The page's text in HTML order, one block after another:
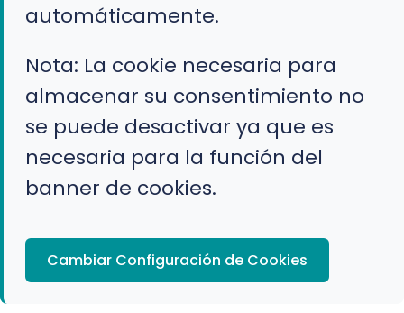
automáticamente.
Nota: La cookie necesaria para
almacenar su consentimiento no
se puede desactivar ya que es
necesaria para la función del
banner de cookies.
Cambiar Configuración de Cookies